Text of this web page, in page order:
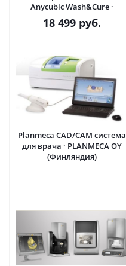
Anycubic Wash&Cure ·
18 499руб.
Planmeca CAD/CAM система
для врача · PLANMECA OY
(Финляндия)